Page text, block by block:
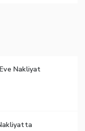
Nakliyat